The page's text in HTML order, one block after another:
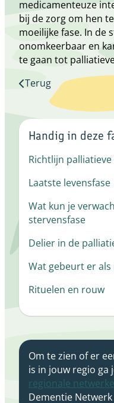
medicamenteuze
bij de zorg om hen
moeilijke fase. In de
onomkeerbaar en
te gaan tot
Terug
Handig in deze
Richtlijn
Laatste levensfase
Wat kun je
stervensfase
Delier in de
Wat gebeurt er
Rituelen en rouw
Om te zien of er
is in jouw regio ga
regionale
Dementie